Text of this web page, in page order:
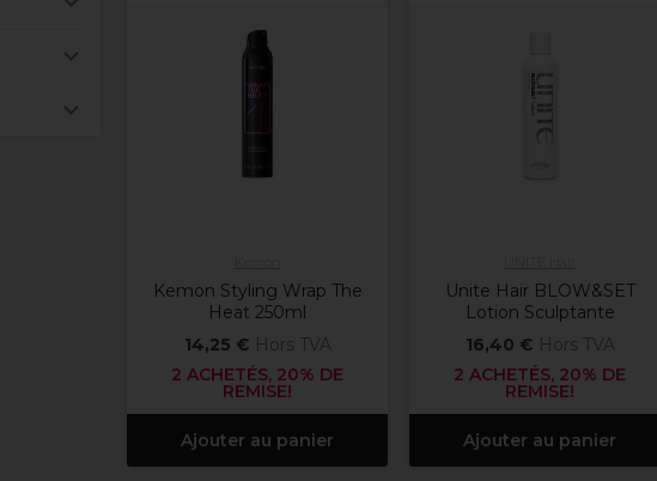
Kemon Styling Wrap The
Heat 250ml
14,25 € Hors TVA
2 ACHETÉS, 20% DE
REMISE!
Ajouter au panier
Unite Hair BLOW&SET
Lotion Sculptante
16,40 € Hors TVA
2 ACHETÉS, 20% DE
REMISE!
Ajouter au panier